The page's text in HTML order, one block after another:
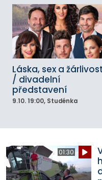
Láska, sex a žárlivost
/ divadelní
představení
9.10. 19:00, Studénka
01:30